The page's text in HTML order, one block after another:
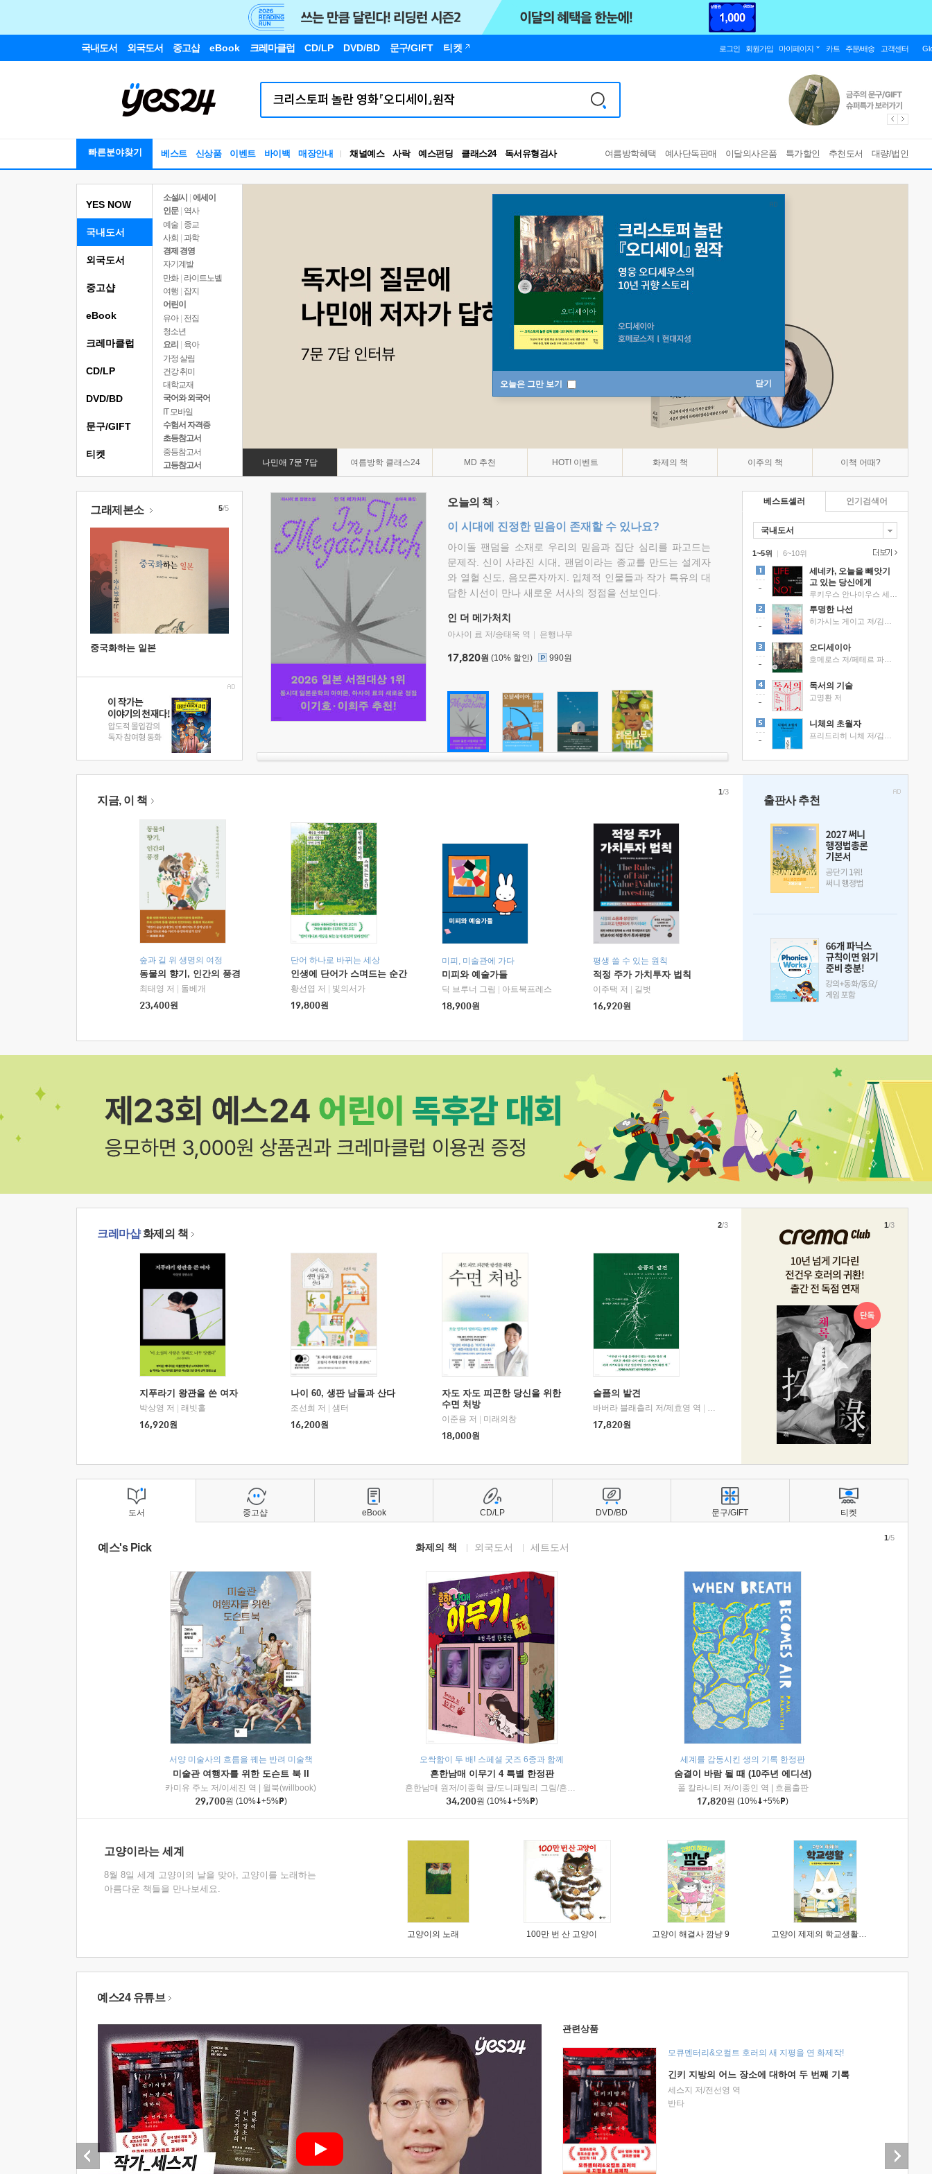
국내도서 외국도서 중고샵 eBook 크레마클럽 CD/LP DVD/BD 문구/GIFT 티켓 로그인 회원가입 마이페이지 카트 주문/배송 고객센터
빠른분야찾기 베스트 신상품 이벤트 바이백 매장안내 채널예스 사락 예스펀딩 클래스24
RBTI Lab
독서유형검사
여름방학혜택 예사단독판매 이달의사은품 특가할인 추천도서 대량/법인
오늘은 그만 보기 닫기
YES NOW
국내도서
소설/시
에세이
인문
역사
예술 | 종교
사회 | 과학
경제 경영
자기계발
만화 | 라이트노벨
여행
잡지
어린이
유아 | 전집
청소년
요리
육아
가정 살림
건강 취미
대학교재
국어와 외국어
IT 모바일
수험서 자격증
초등참고서
중등참고서
고등참고서
나민애 7문 7답 여름방학 클래스24 MD 추천 HOT! 이벤트 화제의 책 이주의 책 이책 어때?
외국도서
중고샵
eBook
크레마클럽
CD/LP
DVD/BD
문구/GIFT
티켓
그래제본소
중국화하는 일본
5/5 오늘의 책
이 시대에 진정한 믿음이 존재할 수 있나요?
아이돌 팬덤을 소재로 우리의 믿음과 집단 심리를 파고드는
문제작. 신이 사라진 시대, 팬덤이라는 종교를 만드는 설계자
와 열혈 신도, 음모론자까지. 입체적 인물들과 작가 특유의 대
담한 시선이 만나 새로운 서사의 정점을 선보인다.
인 더 메가처치
아사이 료 저/송태욱 역 은행나무
17,820원 (10% 할인) 990원
베스트셀러
국내도서
1~5위 |
세네카, 오늘을 빼앗기
고 있는 당신에게
투명한 나선
오디세이아
독서의 기술
고명환 저
니체의 초월자
6~10위
인기검색어
지금, 이 책
숲과 길 위 생명의 여정
동물의 향기, 인간의 풍경
최태영 저
돌베개
23,400원
단어 하나로 바뀌는 세상
인생에 단어가 스며드는 순간
황선엽 저
빛의서가
19,800원
미피, 미술관에 가다
미피와 예술가들
딕 브루너 그림
아트북프레스
18,900원
평생 쓸 수 있는 원칙
적정 주가 가치투자 법칙
이주택 저
길벗
16,920원
1/3
출판사 추천
크레마샵화제의 책
지푸라기 왕관을 쓴 여자
박상영 저
래빗홀
16,920원
나이 60, 생판 남들과 산다
조선희 저
샘터
16,200원
자도 자도 피곤한 당신을 위한
수면 처방
이준용 저
미래의창
18,000원
슬픔의 발견
바버라 블래츨리 저/제효영 역
디플롯
17,820원
2/3 1/3
도서
예스's Pick 화제의 책 외국도서 세트도서
서양 미술사의 흐름을 꿰는 반려 미술책
미술관 여행자를 위한 도슨트 북 II
카미유 주노 저/이세진 역
윌북(willbook)
29,700원 (10% +5% )
오싹함이 두 배! 스페셜 굿즈 6종과 함께
흔한남매 이무기 4 특별 한정판
흔한남매 원저/이종혁 글/도니패밀리 그림/흔한컴퍼니 감수
미래엔아이세움
34,200원 (10% +5% )
세계를 감동시킨 생의 기록 한정판
숨결이 바람 될 때 (10주년 에디션)
폴 칼라니티 저/이종인 역
흐름출판
17,820원 (10% +5% )
1/5
고양이라는 세계
8월 8일 세계 고양이의 날을 맞아, 고양이를 노래하는
아름다운 책들을 만나보세요.
고양이의 노래 100만 번 산 고양이 고양이 해결사 깜냥 9 고양이 제제의 학교생활 1 : 초등학생이 이렇게 힘들 줄이야
중고샵 eBook CD/LP DVD/BD 문구/GIFT 티켓
예스24 유튜브
관련상품
모큐멘터리&오컬트 호러의 새 지평을 연 화제작!
긴키 지방의 어느 장소에 대하여 두 번째 기록
세스지 저/전선영 역
반타